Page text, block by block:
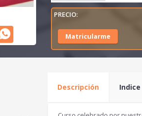
Matricularme
Descripción Indice